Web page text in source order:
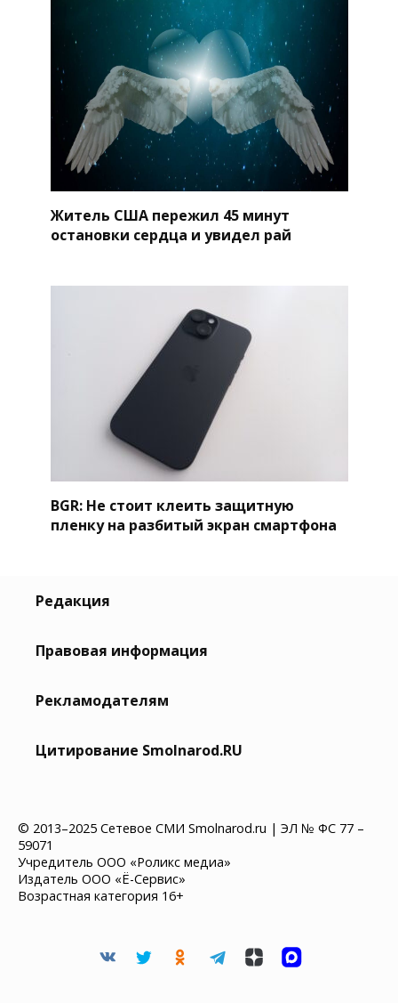
Житель США пережил 45 минут
остановки сердца и увидел рай
BGR: Не стоит клеить защитную
пленку на разбитый экран смартфона
Редакция
Правовая информация
Рекламодателям
Цитирование Smolnarod.RU
© 2013–2025 Сетевое СМИ Smolnarod.ru | ЭЛ № ФС 77 –
59071
Учредитель ООО «Роликс медиа»
Издатель ООО «Ё-Сервис»
Возрастная категория 16+